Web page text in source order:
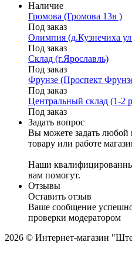
Наличие
Громова (Громова 13в )
Под заказ
Олимпия (д.Кузнечиха
Под заказ
Склад (г.Ярославль)
Под заказ
Фрунзе (Проспект
Под заказ
Центральный склад (1-2
Под заказ
Задать вопрос
Вы можете задать любой
товару или работе
Наши
вам помогут.
Отзывы
Оставить отзыв
Ваше сообщение
проверки модератором
2026 © Интернет-магазин